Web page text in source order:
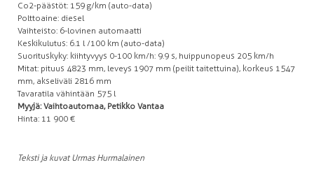
Co2-päästöt: 159 g/km (auto-data)
Polttoaine: diesel
Vaihteisto: 6-lovinen automaatti
Keskikulutus: 6.1 l /100 km (auto-data)
Suorituskyky: kiihtyvyys 0-100 km/h: 9.9 s, huippunopeus 205 km/h
Mitat: pituus 4823 mm, leveys 1907 mm (peilit taitettuina), korkeus 1547
mm, akseliväli 2816 mm
Tavaratila vähintään 575 l
Myyjä: Vaihtoautomaa, Petikko Vantaa
Hinta: 11 900 €
Teksti ja kuvat Urmas Hurmalainen